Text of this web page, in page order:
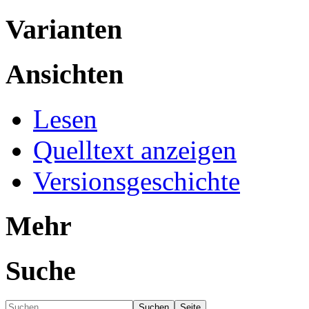
Varianten
Ansichten
Lesen
Quelltext anzeigen
Versionsgeschichte
Mehr
Suche